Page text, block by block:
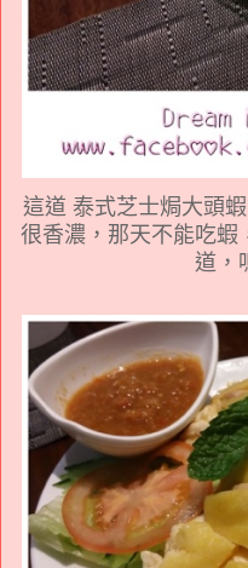
這道 泰式芝士焗大頭
很香濃，那天不能吃蝦
道，